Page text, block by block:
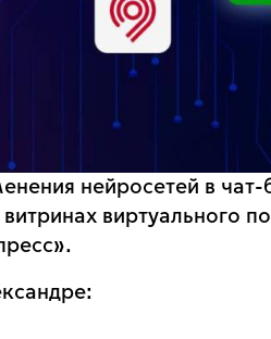
нейросетей в чат-
виртуального